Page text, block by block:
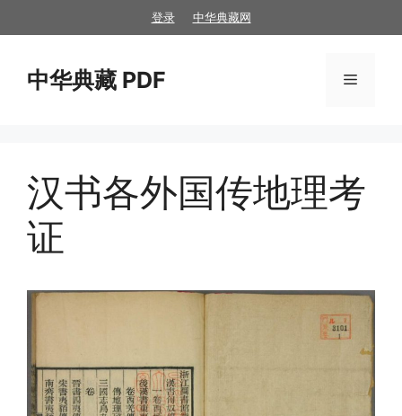
至
登录 中华典藏网
中华典藏 PDF 菜
汉书各外国传地理考
证